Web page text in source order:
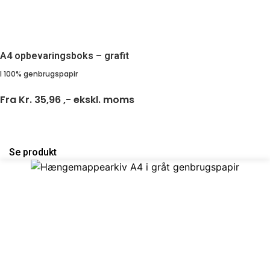
A4 opbevaringsboks – grafit
I 100% genbrugspapir
Fra Kr. 35,96 ,- ekskl. moms
Se produkt